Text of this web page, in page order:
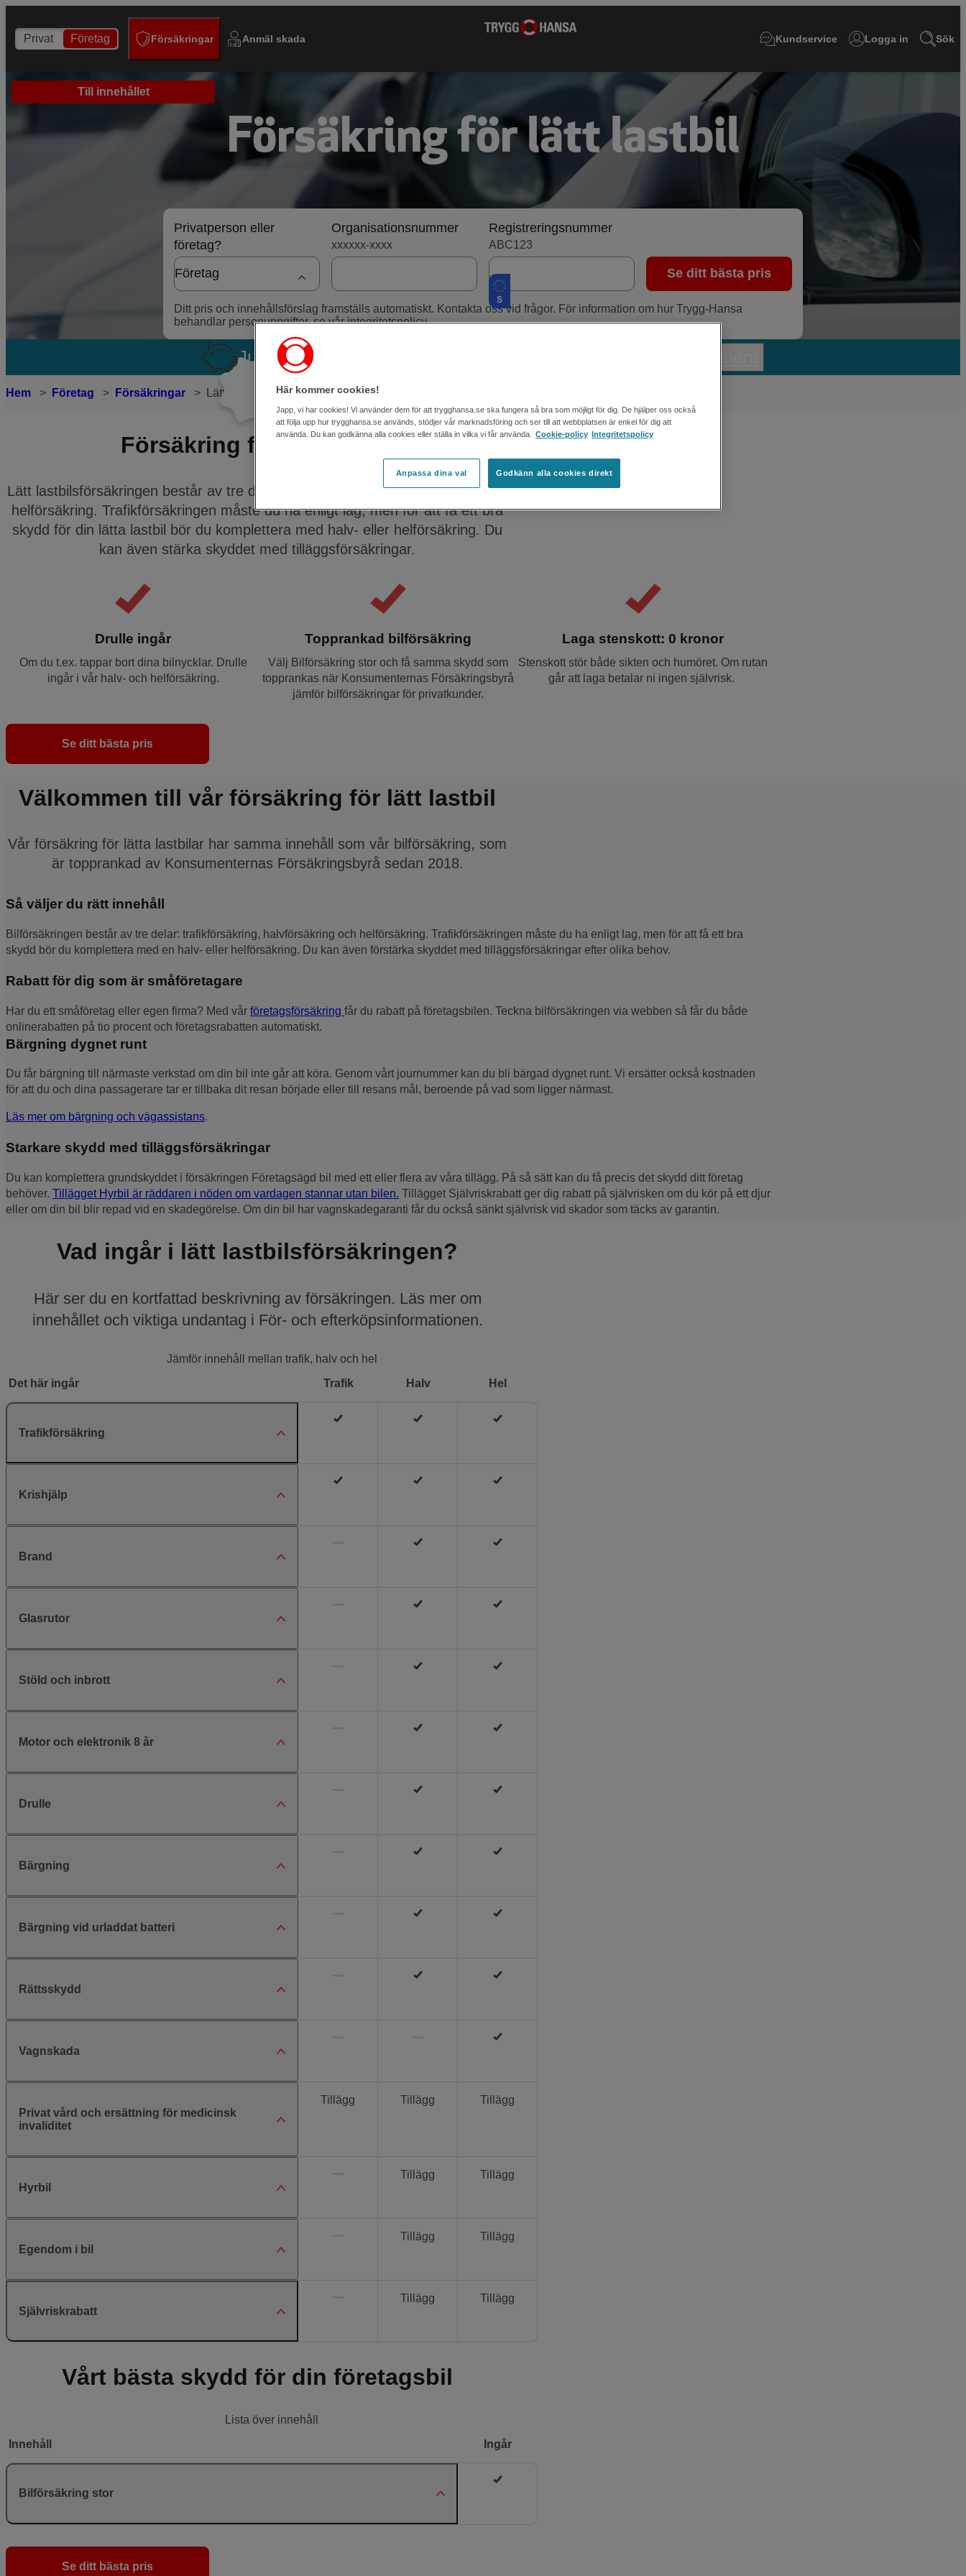
Till innehållet
Privat Företag Försäkringar Anmäl skada Kundservice Logga in Sök
Försäkring för lätt lastbil
Privatperson eller
företag?
Organisationsnummer
xxxxxx-xxxx
Registreringsnummer
ABC123
Se ditt bästa pris
Ditt pris och innehållsförslag framställs automatiskt. Kontakta oss vid frågor. För information om hur Trygg-Hansa
behandlar personuppgifter,se vår integritetspolicy.
Just nu: 10 % rabatt
Hem Företag Försäkringar Lätt lastbil
Försäkring för lätt lastbil
Lätt lastbilsförsäkringen består av tre delar: trafikförsäkring, halvförsäkring och
helförsäkring. Trafikförsäkringen måste du ha enligt lag, men för att få ett bra
skydd för din lätta lastbil bör du komplettera med halv- eller helförsäkring. Du
kan även stärka skyddet med tilläggsförsäkringar.
Drulle ingår
Om du t.ex. tappar bort dina bilnycklar. Drulle
ingår i vår halv- och helförsäkring.
Topprankad bilförsäkring
Välj Bilförsäkring stor och få samma skydd som
topprankas när Konsumenternas Försäkringsbyrå
jämför bilförsäkringar för privatkunder.
Laga stenskott: 0 kronor
Stenskott stör både sikten och humöret. Om rutan
går att laga betalar ni ingen självrisk.
Se ditt bästa pris
Välkommen till vår försäkring för lätt lastbil
Vår försäkring för lätta lastbilar har samma innehåll som vår bilförsäkring, som
är topprankad av Konsumenternas Försäkringsbyrå sedan 2018.
Så väljer du rätt innehåll
Bilförsäkringen består av tre delar: trafikförsäkring, halvförsäkring och helförsäkring. Trafikförsäkringen måste du ha enligt lag, men för att få ett bra
skydd bör du komplettera med en halv- eller helförsäkring. Du kan även förstärka skyddet med tilläggsförsäkringar efter olika behov.
Rabatt för dig som är småföretagare
Har du ett småföretag eller egen firma? Med vår företagsförsäkring får du rabatt på företagsbilen. Teckna bilförsäkringen via webben så får du både
onlinerabatten på tio procent och företagsrabatten automatiskt.
Bärgning dygnet runt
Du får bärgning till närmaste verkstad om din bil inte går att köra. Genom vårt journummer kan du bli bärgad dygnet runt. Vi ersätter också kostnaden
för att du och dina passagerare tar er tillbaka dit resan började eller till resans mål, beroende på vad som ligger närmast.
Läs mer om bärgning och vägassistans.
Starkare skydd med tilläggsförsäkringar
Du kan komplettera grundskyddet i försäkringen Företagsägd bil med ett eller flera av våra tillägg. På så sätt kan du få precis det skydd ditt företag
behöver. Tillägget Hyrbil är räddaren i nöden om vardagen stannar utan bilen. Tillägget Självriskrabatt ger dig rabatt på självrisken om du kör på ett djur
eller om din bil blir repad vid en skadegörelse. Om din bil har vagnskadegaranti får du också sänkt självrisk vid skador som täcks av garantin.
Vad ingår i lätt lastbilsförsäkringen?
Här ser du en kortfattad beskrivning av försäkringen. Läs mer om
innehållet och viktiga undantag i För- och efterköpsinformationen.
Jämför innehåll mellan trafik, halv och hel
Det här ingår
Trafik Halv Hel
Trafikförsäkring
Krishjälp
Brand
Glasrutor
Stöld och inbrott
Motor och elektronik 8 år
Drulle
Bärgning
Bärgning vid urladdat batteri
Rättsskydd
Vagnskada
Privat vård och ersättning för medicinsk
invaliditet
Tillägg Tillägg Tillägg
Hyrbil
Tillägg Tillägg
Egendom i bil
Tillägg Tillägg
Självriskrabatt
Tillägg Tillägg
Vårt bästa skydd för din företagsbil
Lista över innehåll
Innehåll
Ingår
Bilförsäkring stor
Se ditt bästa pris
Här kommer cookies!
Japp, vi har cookies! Vi använder dem för att trygghansa.se ska fungera så bra som möjligt för dig. De hjälper oss också
att följa upp hur trygghansa.se används, stödjer vår marknadsföring och ser till att webbplatsen är enkel för dig att
använda. Du kan godkänna alla cookies eller ställa in vilka vi får använda.
Cookie-policy Integritetspolicy
Anpassa dina val Godkänn alla cookies direkt